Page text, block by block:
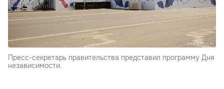
Пресс-секретарь правительства представил программу Дня
независимости.